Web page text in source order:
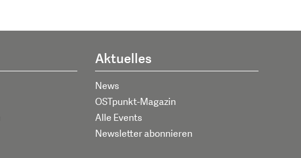
Aktuelles
News
OSTpunkt-Magazin
Alle Events
Newsletter abonnieren